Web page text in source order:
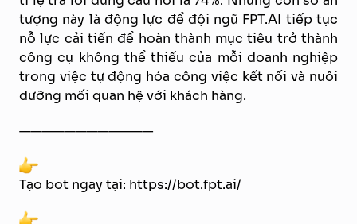
tượng này là động lực để đội ngũ FPT.AI tiếp tục
nỗ lực cải tiến để hoàn thành mục tiêu trở thành
công cụ không thể thiếu của mỗi doanh nghiệp
trong việc tự động hóa công việc kết nối và nuôi
dưỡng mối quan hệ với khách hàng.
————————————
Tạo bot ngay tại: https://bot.fpt.ai/